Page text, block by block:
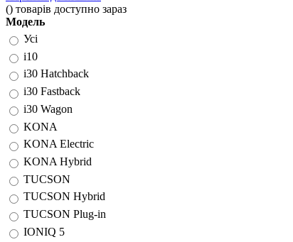
() товарів доступно зараз
Модель
Усі
i10
i30 Hatchback
i30 Fastback
i30 Wagon
KONA
KONA Electric
KONA Hybrid
TUCSON
TUCSON Hybrid
TUCSON Plug-in
IONIQ 5